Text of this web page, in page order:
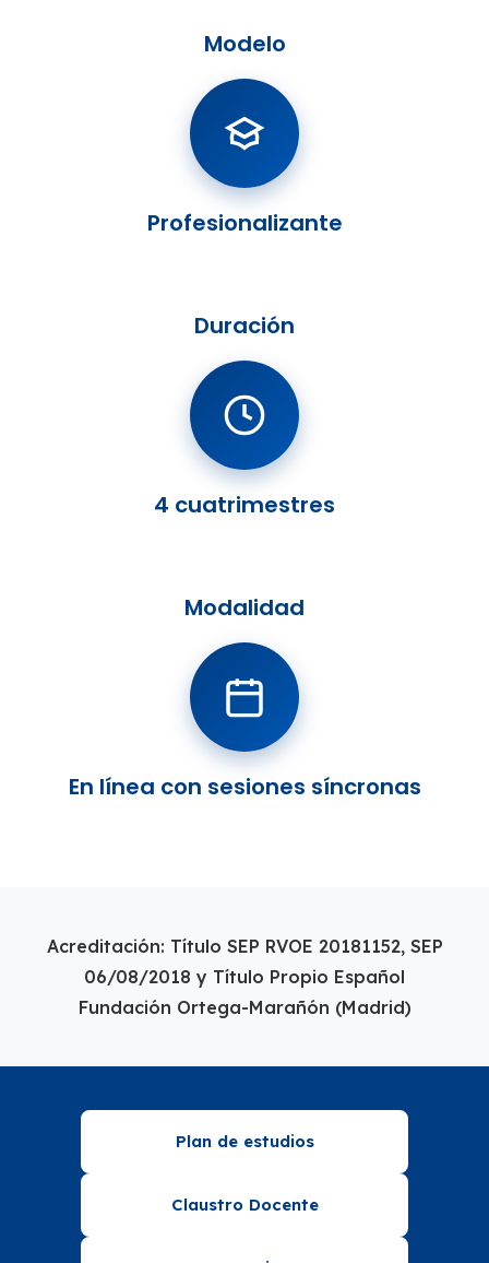
Modelo
Profesionalizante
Duración
4 cuatrimestres
Modalidad
En línea con sesiones síncronas
Acreditación: Título SEP RVOE 20181152, SEP
06/08/2018 y Título Propio Español
Fundación Ortega-Marañón (Madrid)
Plan de estudios
Claustro Docente